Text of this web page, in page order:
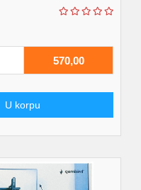
570,00
U korpu